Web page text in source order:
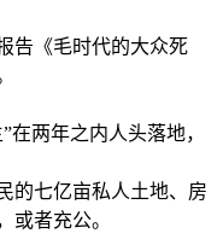
告《毛时代的大众死
两年之内人头落地，
的七亿亩私人土地、房
或者充公。